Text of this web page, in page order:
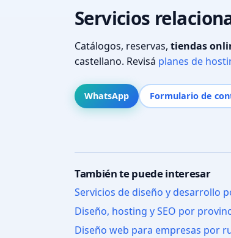
Servicios
Catálogos, reservas, tiendas
castellano. Revisá planes de
WhatsApp Formulario de
También te puede interesar
Servicios de diseño y desarrollo
Diseño, hosting y SEO por
Diseño web para empresas por